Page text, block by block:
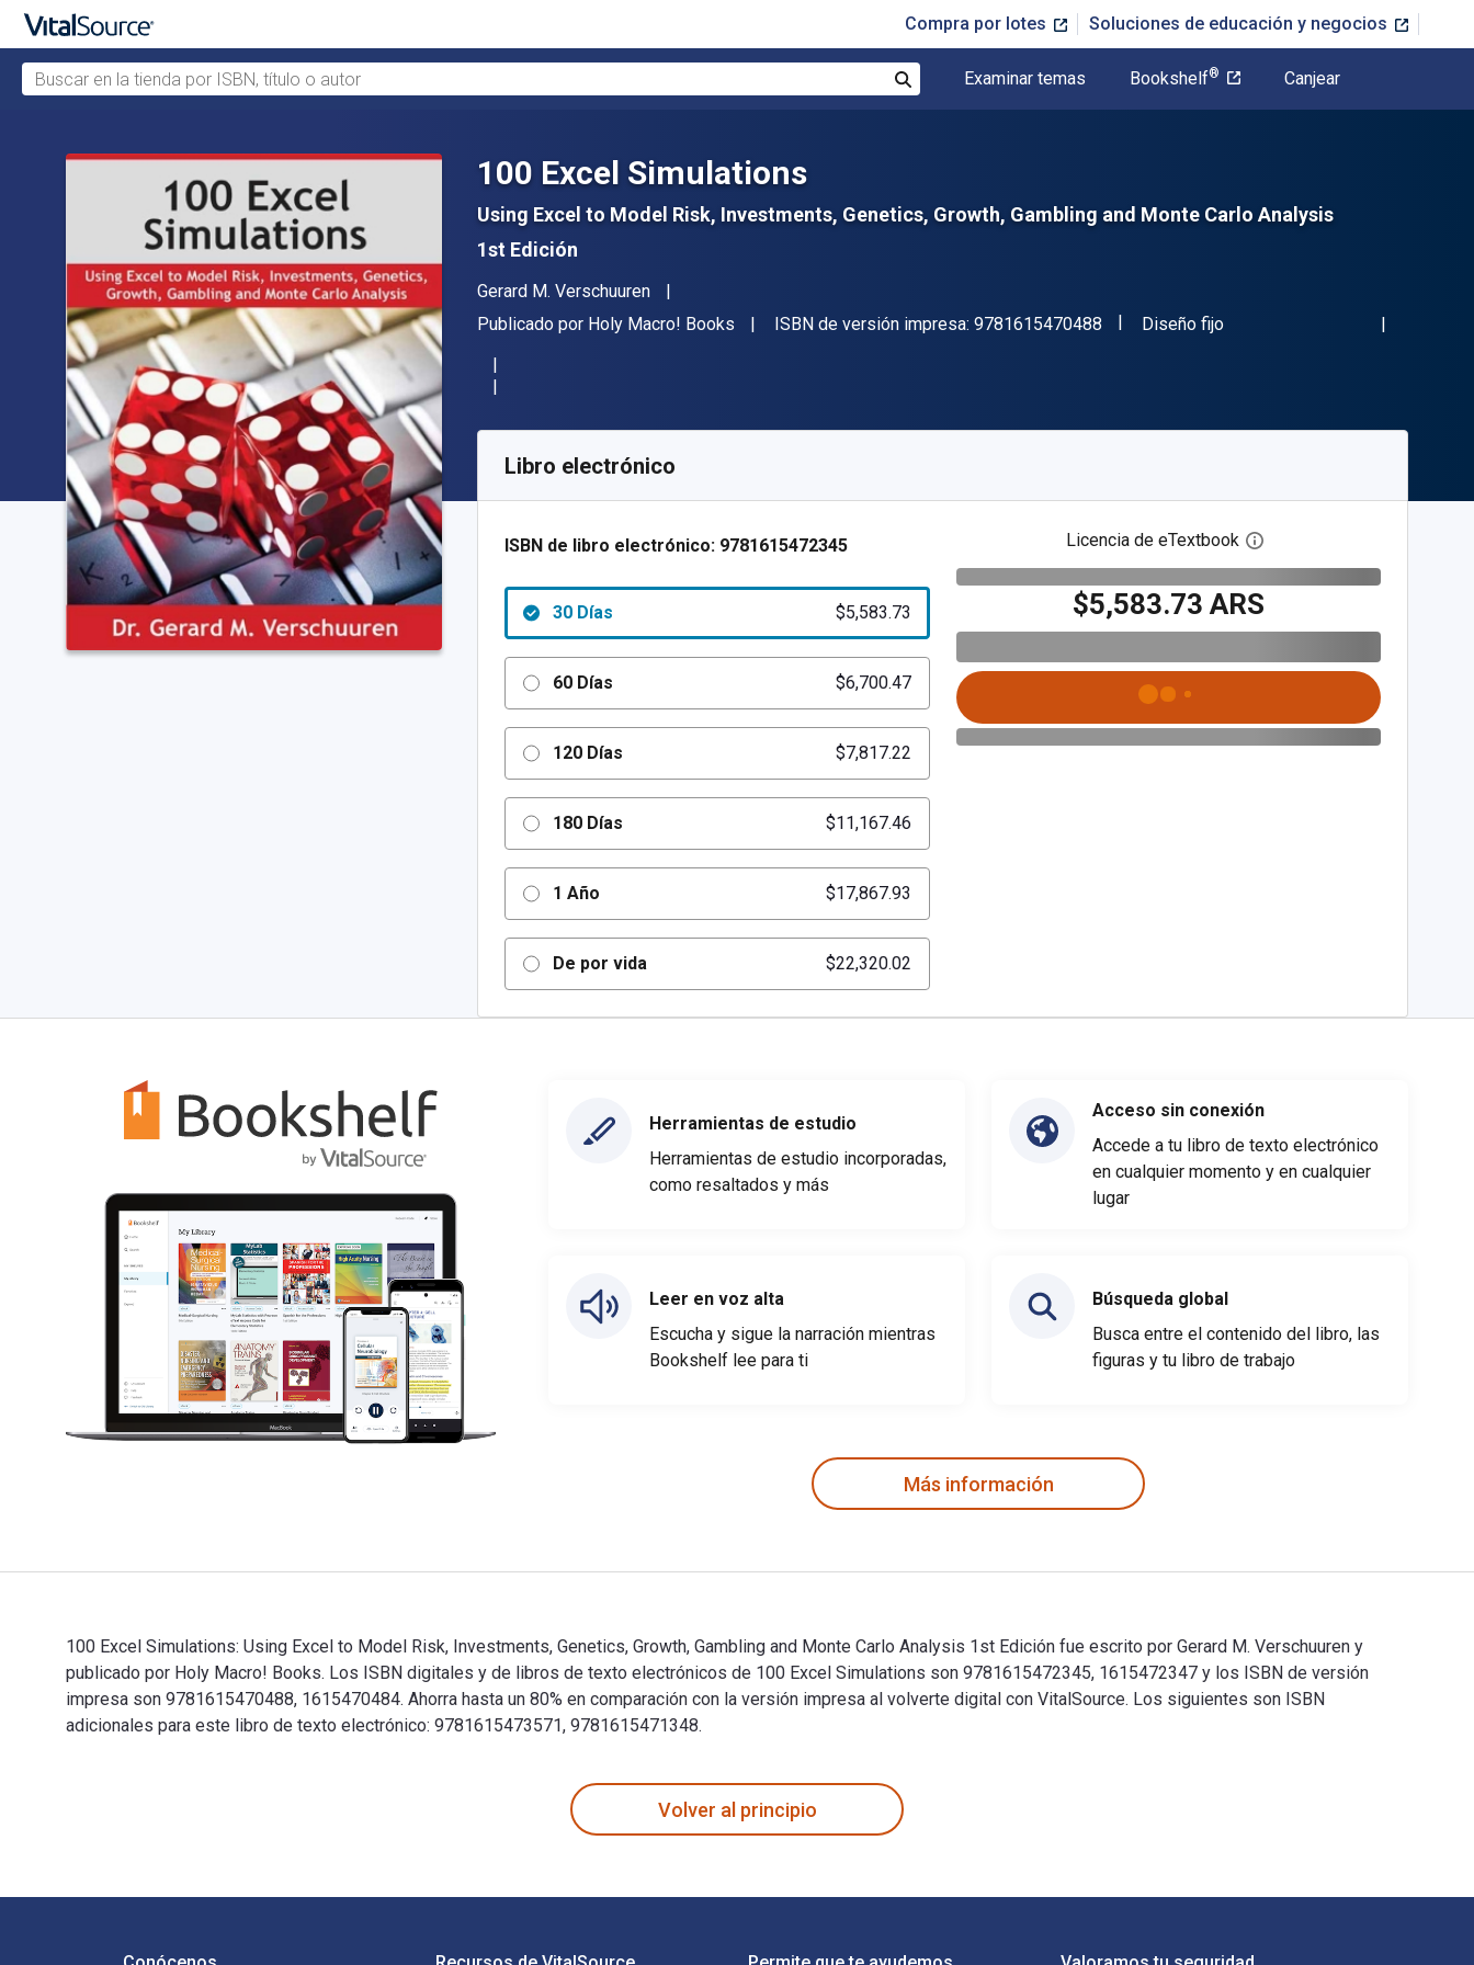
Compra por lotes Soluciones de educación y negocios
Buscar en la tienda por ISBN, título o autor
Examinar temas Bookshelf® Canjear
100 Excel Simulations
Using Excel to Model Risk, Investments, Genetics, Growth, Gambling and Monte Carlo Analysis
1st Edición
Autor(es)
Gerard M. Verschuuren
Editor
Publicado por Holy Macro! Books ISBN de versión impresa: 9781615470488 "ISBN-13 9781615470488"
Formato
Diseño fijo
SKU:
Libro electrónico
ISBN de libro electrónico: 9781615472345
30 Días $5,583.73
60 Días $6,700.47
120 Días $7,817.22
180 Días $11,167.46
1 Año $17,867.93
De por vida $22,320.02
Licencia de eTextbook Abre el cuadro de diálogo
$5,583.73 ARS
Herramientas de estudio
Herramientas de estudio incorporadas,
como resaltados y más
Leer en voz alta
Escucha y sigue la narración mientras
Bookshelf lee para ti
Acceso sin conexión
Accede a tu libro de texto electrónico
en cualquier momento y en cualquier
lugar
Búsqueda global
Busca entre el contenido del libro, las
figuras y tu libro de trabajo
Más información
100 Excel Simulations: Using Excel to Model Risk, Investments, Genetics, Growth, Gambling and Monte Carlo Analysis 1st Edición fue escrito por Gerard M. Verschuuren y
publicado por Holy Macro! Books. Los ISBN digitales y de libros de texto electrónicos de 100 Excel Simulations son 9781615472345, 1615472347 y los ISBN de versión
impresa son 9781615470488, 1615470484. Ahorra hasta un 80% en comparación con la versión impresa al volverte digital con VitalSource. Los siguientes son ISBN
adicionales para este libro de texto electrónico: 9781615473571, 9781615471348.
Volver al principio